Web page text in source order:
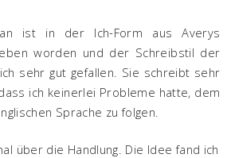
ist in der Ich-Form aus Averys
worden und der Schreibstil der
sehr gut gefallen. Sie schreibt sehr
ich keinerlei Probleme hatte, dem
Sprache zu folgen.
über die Handlung. Die Idee fand ich